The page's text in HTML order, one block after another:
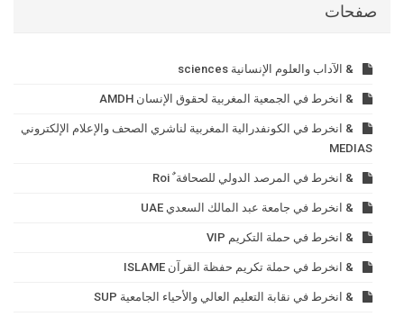
صفحات
& الآداب والعلوم الإنسانية sciences
& انخرط في الجمعية المغربية لحقوق الإنسان AMDH
& انخرط في الكونفدرالية المغربية لناشري الصحف والإعلام الإلكتروني
MEDIAS
& انخرط في المرصد الدولي للصحافة ٌ Roi
& انخرط في جامعة عبد المالك السعدي UAE
& انخرط في حملة التكريم VIP
& انخرط في حملة تكريم حفظة القرآن ISLAME
& انخرط في نقابة التعليم العالي والأحياء الجامعية SUP